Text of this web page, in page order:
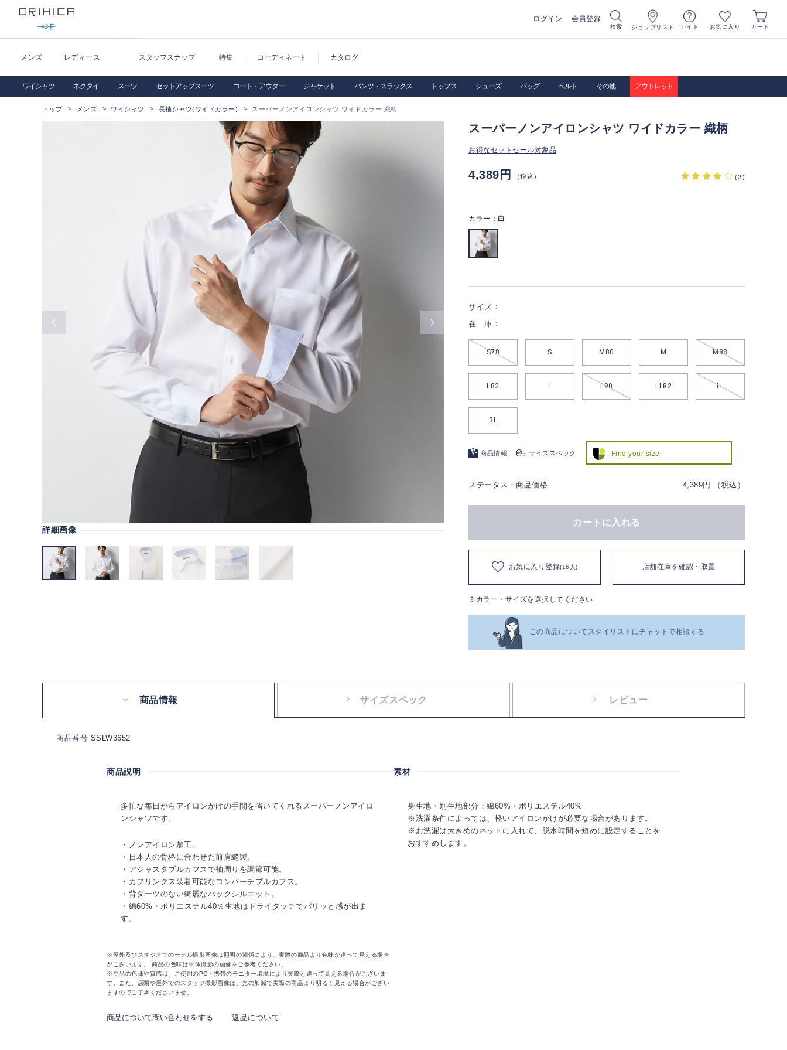
ログイン 会員登録
検索 ショップリスト ガイド お気に入り カート
メンズ レディース スタッフスナップ 特集 コーディネート カタログ
ワイシャツ ネクタイ スーツ セットアップスーツ コート・アウター ジャケット パンツ・スラックス トップス シューズ バッグ ベルト その他 アウトレット
トップ メンズ ワイシャツ 長袖シャツ(ワイドカラー) スーパーノンアイロンシャツ ワイドカラー 織柄
詳細画像
スーパーノンアイロンシャツ ワイドカラー 織柄
お得なセットセール対象品
4,389円 （税込） (2)
カラー： 白
サイズ：
在 庫：
S78 S M80 M M88
L82 L L90 LL82 LL
3L
商品情報 サイズスペック Find your size
ステータス：商品価格 4,389円 （税込）
カートに入れる
お気に入り登録(16人) 店舗在庫を確認・取置
※カラー・サイズを選択してください
この商品についてスタイリストにチャットで相談する
商品情報 サイズスペック レビュー
商品番号 SSLW3652
商品説明
多忙な毎日からアイロンがけの手間を省いてくれるスーパーノンアイロ
ンシャツです。
・ノンアイロン加工。
・日本人の骨格に合わせた前肩縫製。
・アジャスタブルカフスで袖周りを調節可能。
・カフリンクス装着可能なコンバーチブルカフス。
・背ダーツのない綺麗なバックシルエット。
・綿60%・ポリエステル40％生地はドライタッチでパリッと感が出ま
す。
※屋外及びスタジオでのモデル撮影画像は照明の関係により、実際の商品より色味が違って見える場合
がございます。 商品の色味は単体撮影の画像をご参考ください。
※商品の色味や質感は、ご使用のPC・携帯のモニター環境により実際と違って見える場合がございま
す。また、店頭や屋外でのスタッフ撮影画像は、光の加減で実際の商品より明るく見える場合がござい
ますのでご了承くださいませ。
商品について問い合わせをする 返品について
素材
身生地・別生地部分：綿60%・ポリエステル40%
※洗濯条件によっては、軽いアイロンがけが必要な場合があります。
※お洗濯は大きめのネットに入れて、脱水時間を短めに設定することを
おすすめします。